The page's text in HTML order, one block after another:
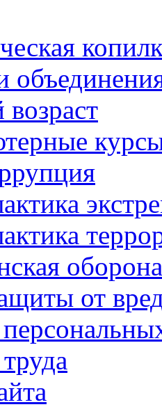
возраст
оборона
от